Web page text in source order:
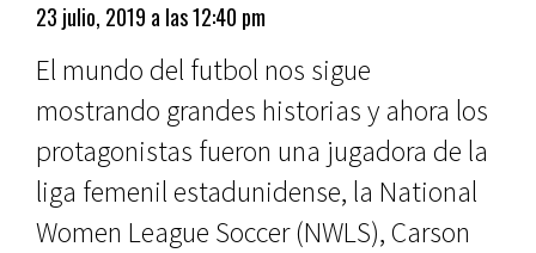
23 julio, 2019 a las 12:40 pm
El mundo del futbol nos sigue
mostrando grandes historias y ahora los
protagonistas fueron una jugadora de la
liga femenil estadunidense, la National
Women League Soccer (NWLS), Carson